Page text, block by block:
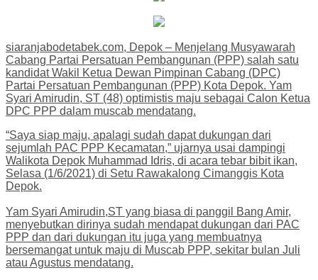
siaranjabodetabek.com, Depok – Menjelang Musyawarah
Cabang Partai Persatuan Pembangunan (PPP) salah satu
kandidat Wakil Ketua Dewan Pimpinan Cabang (DPC)
Partai Persatuan Pembangunan (PPP) Kota Depok. Yam
Syari Amirudin, ST (48) optimistis maju sebagai Calon Ketua
DPC PPP dalam muscab mendatang.
“Saya siap maju, apalagi sudah dapat dukungan dari
sejumlah PAC PPP Kecamatan,” ujarnya usai dampingi
Walikota Depok Muhammad Idris, di acara tebar bibit ikan,
Selasa (1/6/2021) di Setu Rawakalong Cimanggis Kota
Depok.
Yam Syari Amirudin,ST yang biasa di panggil Bang Amir,
menyebutkan dirinya sudah mendapat dukungan dari PAC
PPP dan dari dukungan itu juga yang membuatnya
bersemangat untuk maju di Muscab PPP, sekitar bulan Juli
atau Agustus mendatang.